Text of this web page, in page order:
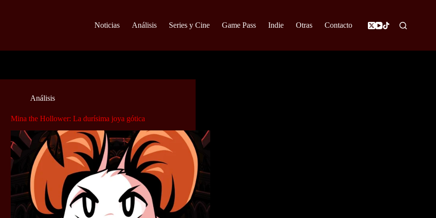
Noticias Análisis Series y Cine Game Pass Indie Otras Contacto
Análisis
Mina the Hollower: La durísima joya gótica